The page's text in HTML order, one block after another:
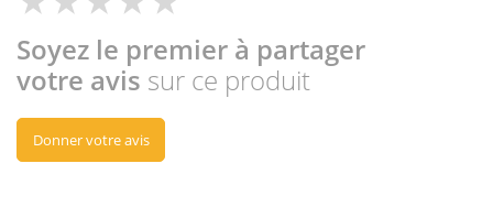
Soyez le premier à partager
votre avis sur ce produit
Donner votre avis